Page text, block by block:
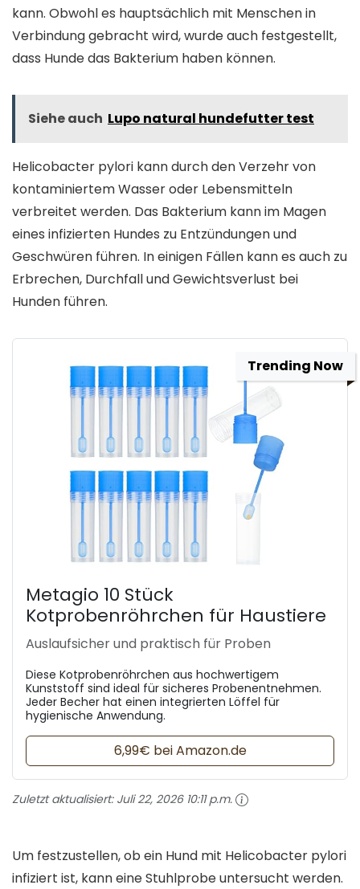
kann. Obwohl es hauptsächlich mit Menschen in
Verbindung gebracht wird, wurde auch festgestellt,
dass Hunde das Bakterium haben können.
Siehe auch Lupo natural hundefutter test
Helicobacter pylori kann durch den Verzehr von
kontaminiertem Wasser oder Lebensmitteln
verbreitet werden. Das Bakterium kann im Magen
eines infizierten Hundes zu Entzündungen und
Geschwüren führen. In einigen Fällen kann es auch zu
Erbrechen, Durchfall und Gewichtsverlust bei
Hunden führen.
Trending Now
Metagio 10 Stück
Kotprobenröhrchen für Haustiere
Auslaufsicher und praktisch für Proben
Diese Kotprobenröhrchen aus hochwertigem
Kunststoff sind ideal für sicheres Probenentnehmen.
Jeder Becher hat einen integrierten Löffel für
hygienische Anwendung.
6,99€ bei Amazon.de
Zuletzt aktualisiert: Juli 22, 2026 10:11 p.m.
Um festzustellen, ob ein Hund mit Helicobacter pylori
infiziert ist, kann eine Stuhlprobe untersucht werden.